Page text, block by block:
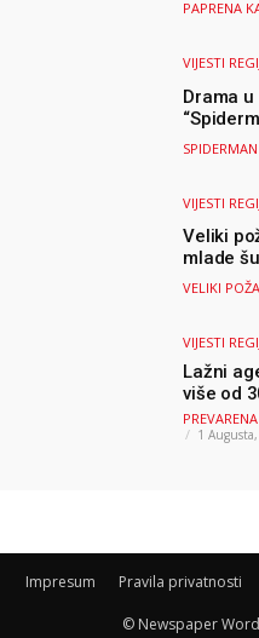
PAPRENA
VIJESTI
Drama
ostao
SPIDERMAN
VIJESTI
Veliki
mlade
dođe do
VELIKI
VIJESTI
Lažni
više od
traga za
1
Impresum Pravila privatnosti
© Newspaper